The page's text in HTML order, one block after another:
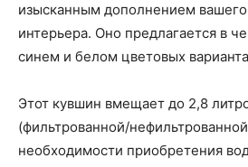
изысканным дополнением вашего
интерьера. Оно предлагается в
синем и белом цветовых
Этот кувшин вмещает до 2,8
(фильтрованной/
необходимости приобретения